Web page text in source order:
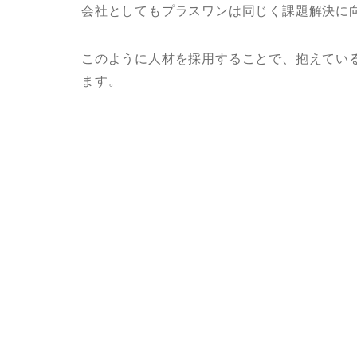
会社としてもプラスワンは同じく課題解決に
このように人材を採用することで、抱えて
ます。